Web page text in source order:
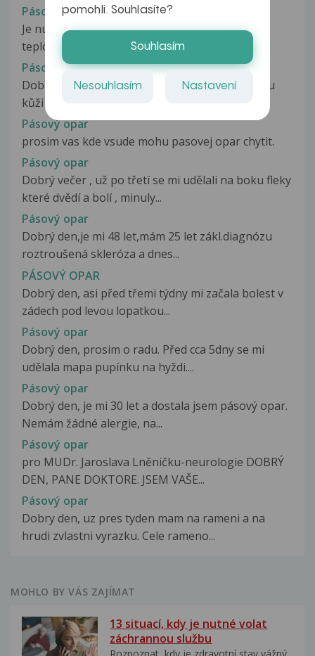
Pásový opar
Je nutné léčit pásový opar na hrudníku? Kromě
teploty a bolesti žádné optíže...
Pásový opar
Dobrý den, přítel má již několik dní velmi citlivou
kůži na pravé straně...
Pásový opar
prosim vas kde vsude mohu pasovej opar chytit.
Pásový opar
Dobrý večer , už po třetí se mi udělali na boku fleky
které dvědí a bolí , minuly...
Pásový opar
Dobrý den,je mi 48 let,mám 25 let zákl.diagnózu
roztroušená skleróza a dnes...
PÁSOVÝ OPAR
Dobrý den, asi před třemi týdny mi začala bolest v
zádech pod levou lopatkou...
Pásový opar
Dobrý den, prosim o radu. Před cca 5dny se mi
udělala mapa pupínku na hyždi....
Pásový opar
Dobrý den, je mi 30 let a dostala jsem pásový opar.
Nemám žádné alergie, na...
Pásový opar
pro MUDr. Jaroslava Lněničku-neurologie DOBRÝ
DEN, PANE DOKTORE. JSEM VAŠE...
Pásový opar
Dobry den, uz pres tyden mam na rameni a na
hrudi zvlastni vyrazku. Cele rameno...
MOHLO BY VÁS ZAJÍMAT
13 situací, kdy je nutné volat
záchrannou službu
pomohli. Souhlasíte?
Souhlasím
Nesouhlasím Nastavení